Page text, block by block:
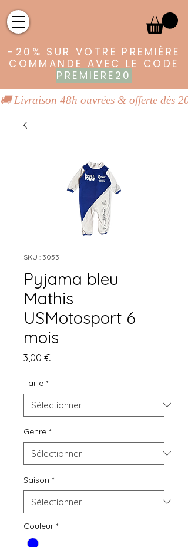
-20% SUR VOTRE PREMIÈRE
COMMANDE AVEC LE CODE
PREMIERE20
🚚 Livraison 48h ouvrées & offerte dès
SKU : 3053
Pyjama bleu
Mathis
USMotosport 6
mois
3,00 €Prix
Taille *
Genre *
Saison *
Couleur *